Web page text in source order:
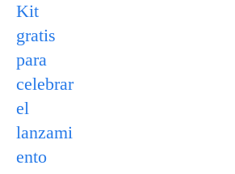
Kit
gratis
para
celebrar
el
lanzami
ento